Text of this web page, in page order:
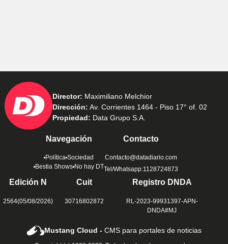
Director: Maximiliano Melchior
Dirección: Av. Corrientes 1464 - Piso 17° of. 02
Propiedad: Data Grupo S.A.
Navegación
Política Sociedad
Bestia Shows No hay DT
Contacto
Contacto@datadiario.com
Tel/Whatsapp:1128724873
Edición N
2564(05/08/2026)
Cuit
30716802872
Registro DNDA
RL-2023-99931397-APN-
DNDA#MJ
Mustang Cloud -CMS para portales de noticias